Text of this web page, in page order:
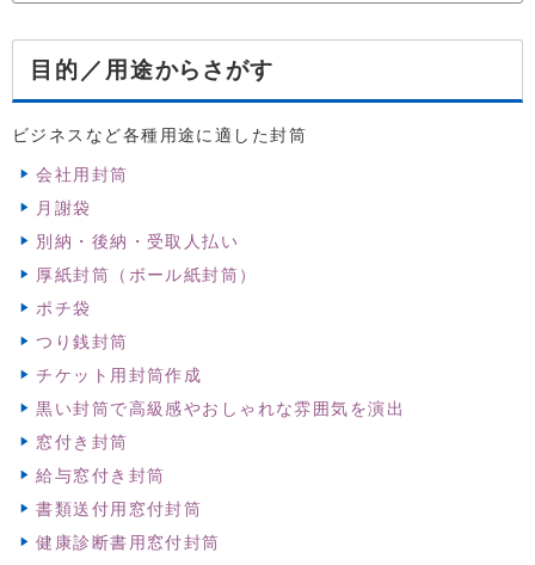
目的／用途からさがす
ビジネスなど各種用途に適した封筒
会社用封筒
月謝袋
別納・後納・受取人払い
厚紙封筒（ボール紙封筒）
ポチ袋
つり銭封筒
チケット用封筒作成
黒い封筒で高級感やおしゃれな雰囲気を演出
窓付き封筒
給与窓付き封筒
書類送付用窓付封筒
健康診断書用窓付封筒